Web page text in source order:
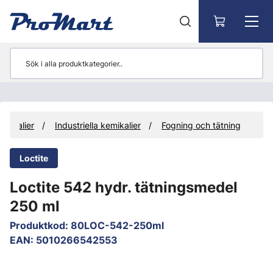
Industriella kemikalier Fogning och tätning
Loctite
Loctite 542 hydr. tätningsmedel
250 ml
Produktkod: 80LOC-542-250ml
EAN: 5010266542553